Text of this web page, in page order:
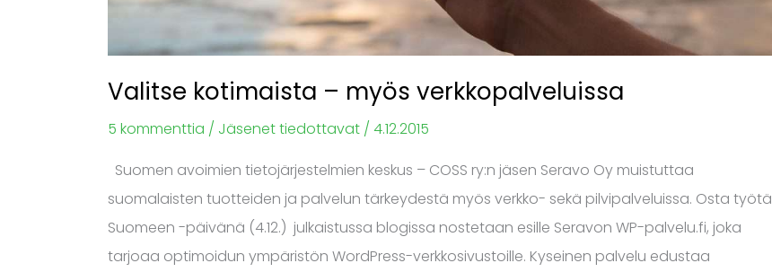
Valitse kotimaista – myös verkkopalveluissa
5 kommenttia / Jäsenet tiedottavat / 4.12.2015
Suomen avoimien tietojärjestelmien keskus – COSS ry:n jäsen Seravo Oy muistuttaa
suomalaisten tuotteiden ja palvelun tärkeydestä myös verkko- sekä pilvipalveluissa. Osta työtä
Suomeen -päivänä (4.12.) julkaistussa blogissa nostetaan esille Seravon WP-palvelu.fi, joka
tarjoaa optimoidun ympäristön WordPress-verkkosivustoille. Kyseinen palvelu edustaa